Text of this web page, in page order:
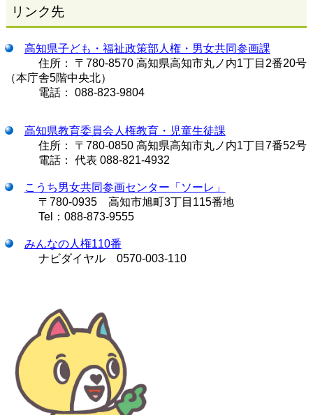
リンク先
高知県子ども・福祉政策部人権・男女共同参画課
住所： 〒780-8570 高知県高知市丸ノ内1丁目2番20号
（本庁舎5階中央北）
電話： 088-823-9804
高知県教育委員会人権教育・児童生徒課
住所： 〒780-0850 高知県高知市丸ノ内1丁目7番52号
電話： 代表 088-821-4932
こうち男女共同参画センター「ソーレ」
〒780-0935 高知市旭町3丁目115番地
Tel：088-873-9555
みんなの人権110番
ナビダイヤル 0570-003-110